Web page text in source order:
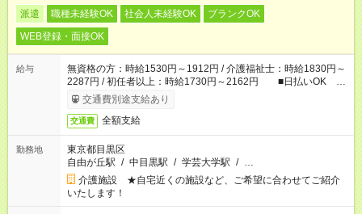
派遣 職種未経験OK 社会人未経験OK
ブランクOK
WEB登録・面接OK
給与
無資格の方：時給1530円～1912円 / 介護福祉士：時給1830円～
2287円 / 初任者以上：時給1730円～2162円 ■日払いOK ■
日収例：1万2240円（時給1530円×8h）
交通費別途支給あり
交通費 全額支給
勤務地
東京都目黒区
自由が丘駅 / 中目黒駅 / 学芸大学駅 / …
介護施設 ★自宅近くの施設など、ご希望に合わせてご紹介
いたします！